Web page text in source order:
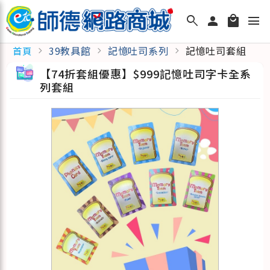
search person local_mall menu
首頁 chevron_right 39教具館 chevron_right 記憶吐司系列 chevron_right 記憶吐司套組
【74折套組優惠】$999記憶吐司字卡全系
列套組